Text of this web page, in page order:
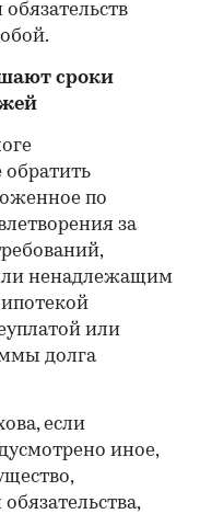
сроки
обратить
по
за
ненадлежащим
или
долга
если
иное,